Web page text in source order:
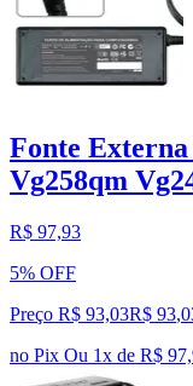
Fonte
Vg258qm
R$ 97,93
5% OFF
Preço R$ 93,03R$ 93,
no Pix Ou 1x de R$